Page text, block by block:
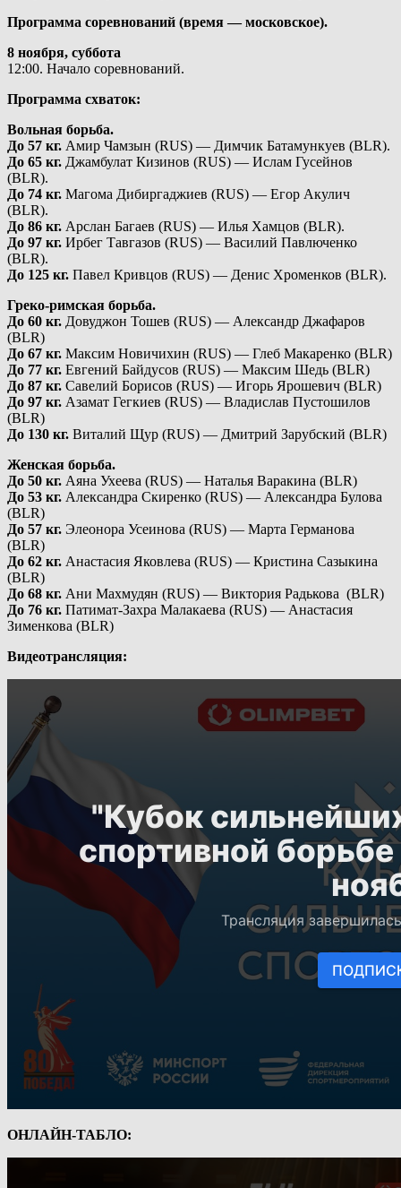
Программа соревнований (время — московское).
8 ноября, суббота
12:00. Начало соревнований.
Программа схваток:
Вольная борьба.
До 57 кг. Амир Чамзын (RUS) — Димчик Батамункуев (BLR).
До 65 кг. Джамбулат Кизинов (RUS) — Ислам Гусейнов
(BLR).
До 74 кг. Магома Дибиргаджиев (RUS) — Егор Акулич
(BLR).
До 86 кг. Арслан Багаев (RUS) — Илья Хамцов (BLR).
До 97 кг. Ирбег Тавгазов (RUS) — Василий Павлюченко
(BLR).
До 125 кг. Павел Кривцов (RUS) — Денис Хроменков (BLR).
Греко-римская борьба.
До 60 кг. Довуджон Тошев (RUS) — Александр Джафаров
(BLR)
До 67 кг. Максим Новичихин (RUS) — Глеб Макаренко (BLR)
До 77 кг. Евгений Байдусов (RUS) — Максим Шедь (BLR)
До 87 кг. Савелий Борисов (RUS) — Игорь Ярошевич (BLR)
До 97 кг. Азамат Гегкиев (RUS) — Владислав Пустошилов
(BLR)
До 130 кг. Виталий Щур (RUS) — Дмитрий Зарубский (BLR)
Женская борьба.
До 50 кг. Аяна Ухеева (RUS) — Наталья Варакина (BLR)
До 53 кг. Александра Скиренко (RUS) — Александра Булова
(BLR)
До 57 кг. Элеонора Усеинова (RUS) — Марта Германова
(BLR)
До 62 кг. Анастасия Яковлева (RUS) — Кристина Сазыкина
(BLR)
До 68 кг. Ани Махмудян (RUS) — Виктория Радькова (BLR)
До 76 кг. Патимат-Захра Малакаева (RUS) — Анастасия
Зименкова (BLR)
Видеотрансляция:
ОНЛАЙН-ТАБЛО: